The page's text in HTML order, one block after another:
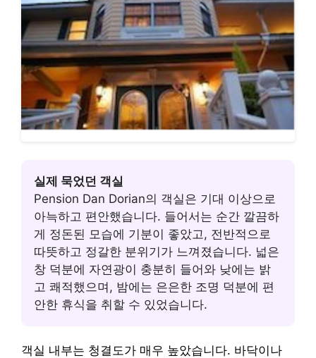
실제 묵었던 객실
Pension Dan Dorian의 객실은 기대 이상으로
아늑하고 편안했습니다. 들어서는 순간 깔끔하
게 정돈된 모습에 기분이 좋았고, 전반적으로
따뜻하고 정갈한 분위기가 느껴졌습니다. 넓은
창 덕분에 자연광이 충분히 들어와 낮에는 밝
고 쾌적했으며, 밤에는 은은한 조명 덕분에 편
안한 휴식을 취할 수 있었습니다.
객실 내부는 청결도가 매우 높았습니다. 바닥이나